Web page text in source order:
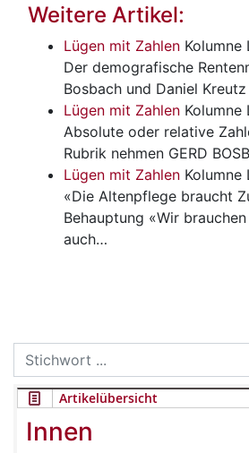
Weitere Artikel:
Lügen mit Zahlen Kolumne
Der demografische
Bosbach und Daniel
Lügen mit Zahlen Kolumne
Absolute oder relative
Rubrik nehmen GERD
Lügen mit Zahlen Kolumne
«Die Altenpflege braucht
Behauptung «Wir
auch…
Search
for:
Artikelübersicht
Innen